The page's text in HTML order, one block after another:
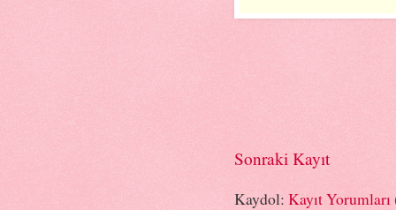
Sonraki Kayıt
Kaydol: Kayıt